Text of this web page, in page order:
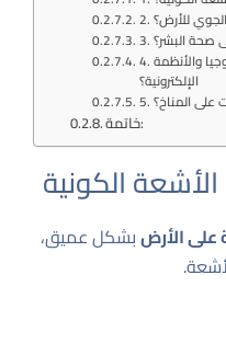
للأرض؟
صحة البشر؟
4. كيف تؤثر الأشعة الكونية على التكنولوجيا والأنظمة
الإلكترونية؟
على المناخ؟
خاتمة:
الكونية
على الأرضبشكل عميق،